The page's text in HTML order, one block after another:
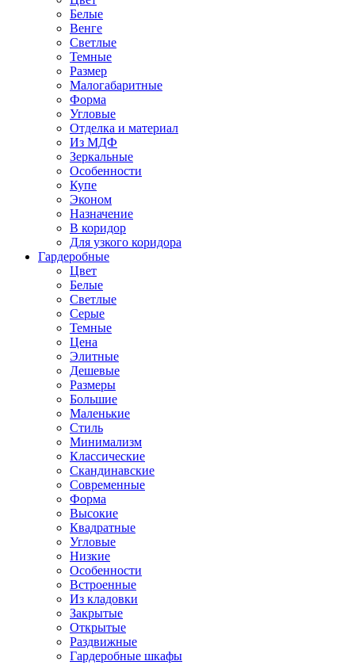
Белые
Венге
Светлые
Темные
Размер
Малогабаритные
Форма
Угловые
Отделка и материал
Из МДФ
Зеркальные
Особенности
Купе
Эконом
Назначение
В коридор
Для узкого коридора
Гардеробные
Цвет
Белые
Светлые
Серые
Темные
Цена
Элитные
Дешевые
Размеры
Большие
Маленькие
Стиль
Минимализм
Классические
Скандинавские
Современные
Форма
Высокие
Квадратные
Угловые
Низкие
Особенности
Встроенные
Из кладовки
Закрытые
Открытые
Раздвижные
Гардеробные шкафы